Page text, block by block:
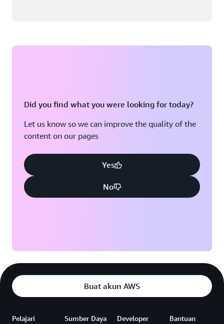
Did you find what you were looking for today?
Let us know so we can improve the quality of the
content on our pages
Yes
No
Buat akun AWS
Pelajari Sumber Daya Developer Bantuan